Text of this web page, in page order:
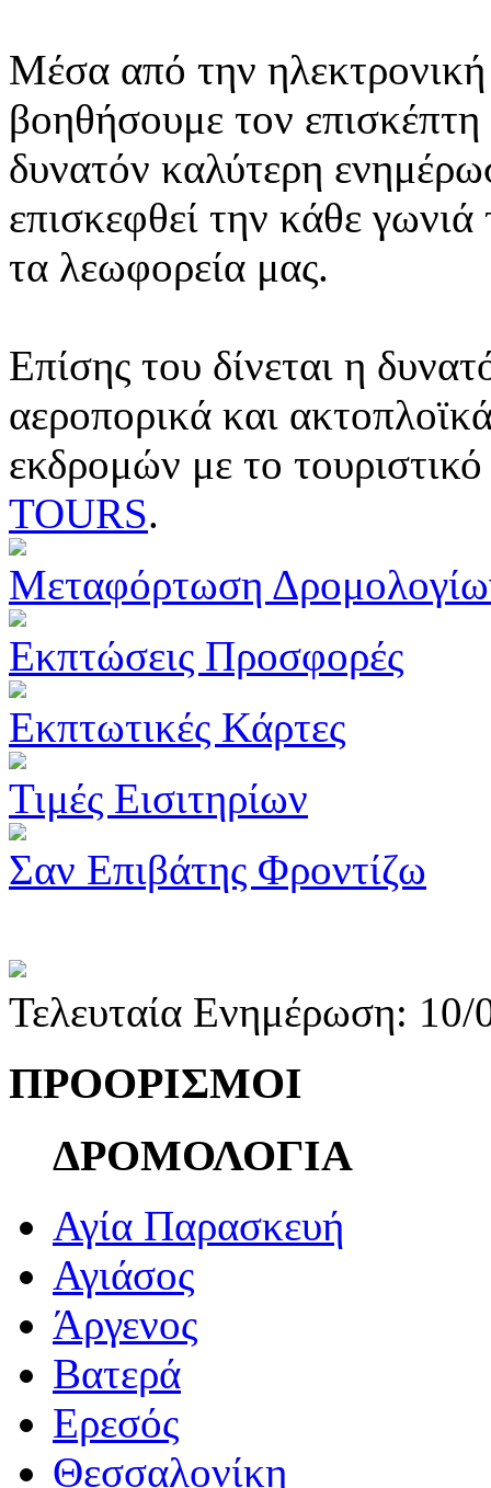
Μέσα από την ηλεκτρονική
βοηθήσουμε τον
δυνατόν καλύτερη
επισκεφθεί την κάθε
τα λεωφορεία μας.
Επίσης του δίνεται η
αεροπορικά και
εκδρομών με το
TOURS.
Μεταφόρτωση
Εκπτώσεις Προσφορές
Εκπτωτικές Κάρτες
Τιμές Εισιτηρίων
Σαν Επιβάτης Φροντίζω
Τελευταία Ενημέρωση:
ΠΡΟΟΡΙΣΜΟΙ
ΔΡΟΜΟΛΟΓΙΑ
Αγία Παρασκευή
Αγιάσος
Άργενος
Βατερά
Ερεσός
Θεσσαλονίκη